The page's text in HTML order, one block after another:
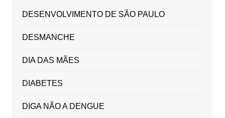
DESENVOLVIMENTO DE SÃO PAULO
DESMANCHE
DIA DAS MÃES
DIABETES
DIGA NÃO A DENGUE